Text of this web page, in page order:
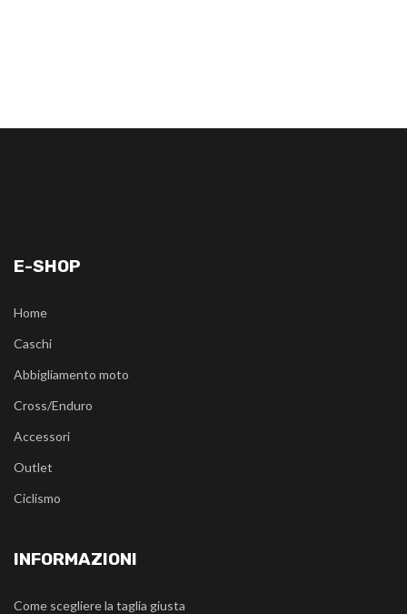
E-SHOP
Home
Caschi
Abbigliamento moto
Cross/Enduro
Accessori
Outlet
Ciclismo
INFORMAZIONI
Come scegliere la taglia giusta